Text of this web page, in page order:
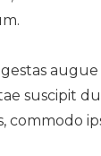
suscipit
commodo